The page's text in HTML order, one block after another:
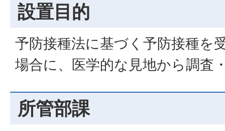
設置目的
予防接種法に基づく予防接種を
場合に、医学的な見地から調査
所管部課